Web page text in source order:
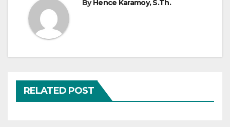
ByHence Karamoy, S.Th.
RELATED POST